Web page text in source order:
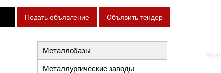
Подать объявление Объявить тендер
Металлобазы
Металлургические заводы